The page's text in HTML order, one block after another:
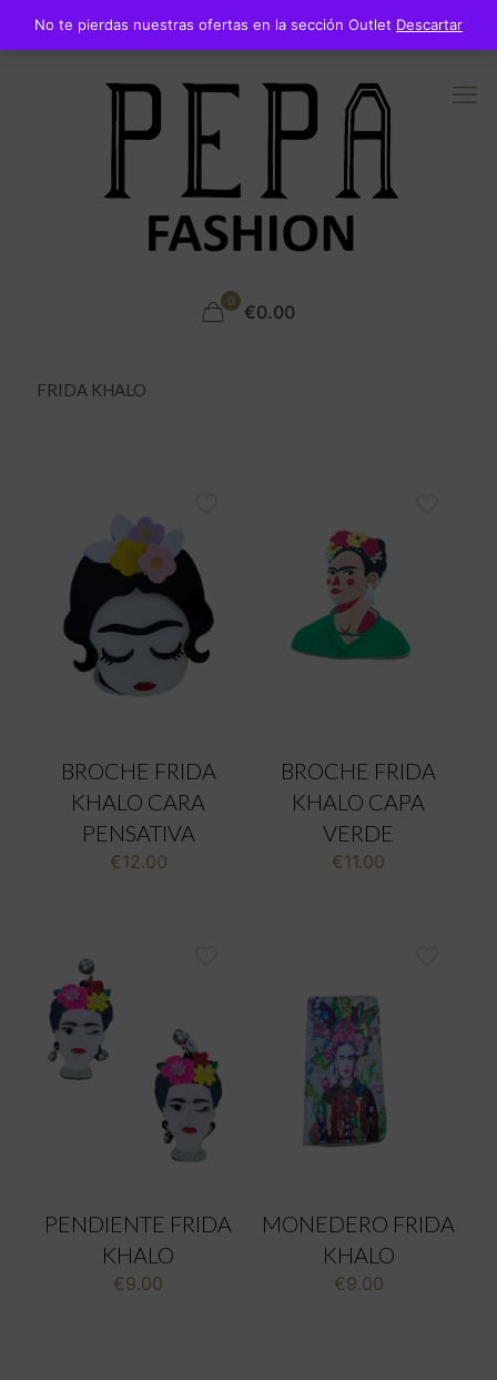
0 €0.00
FRIDA KHALO
BROCHE FRIDA
KHALO CARA
PENSATIVA
€12.00
BROCHE FRIDA
KHALO CAPA
VERDE
€11.00
PENDIENTE FRIDA
KHALO
€9.00
MONEDERO FRIDA
KHALO
€9.00
No te pierdas nuestras ofertas en la sección Outlet Descartar